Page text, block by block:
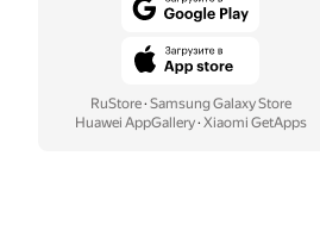
RuStore· Samsung Galaxy Store
Huawei AppGallery· Xiaomi GetApps